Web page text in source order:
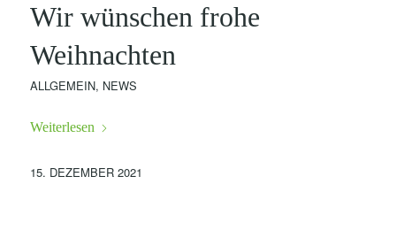
Wir wünschen frohe
Weihnachten
ALLGEMEIN, NEWS
Weiterlesen
15. DEZEMBER 2021